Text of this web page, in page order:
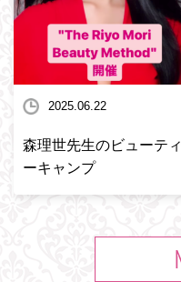
2025.06.22
森理世先生のビューティ
ーキャンプ